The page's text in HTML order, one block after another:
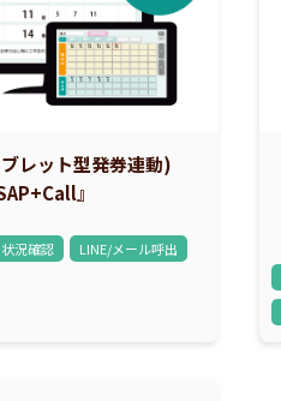
レット型発券連動)
』
況確認
LINE/メール呼出